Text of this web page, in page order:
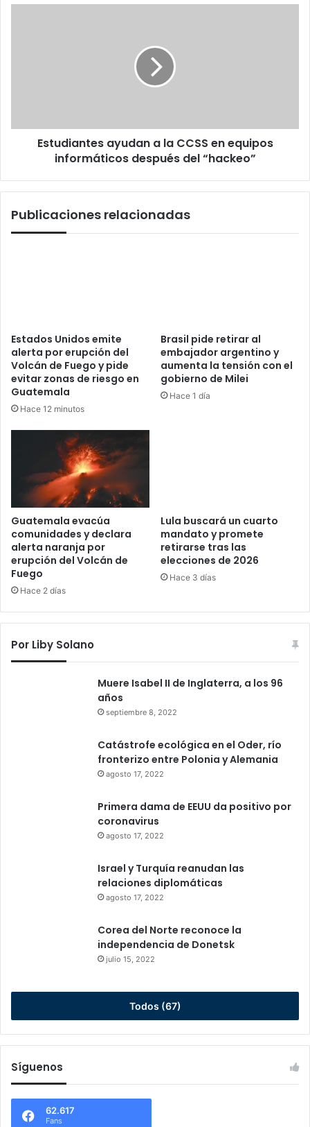
después
Estudiantes ayudan a la CCSS en equipos
informáticos después del “hackeo”
Publicaciones relacionadas
Estados Unidos emite
alerta por erupción del
Volcán de Fuego y pide
evitar zonas de riesgo en
Guatemala
Hace 12 minutos
Brasil pide retirar al
embajador argentino y
aumenta la tensión con el
gobierno de Milei
Hace 1 día
Guatemala evacúa
comunidades y declara
alerta naranja por
erupción del Volcán de
Fuego
Hace 2 días
Lula buscará un cuarto
mandato y promete
retirarse tras las
elecciones de 2026
Hace 3 días
Por Liby Solano
Muere Isabel II de Inglaterra, a los 96
años
septiembre 8, 2022
Catástrofe ecológica en el Oder, río
fronterizo entre Polonia y Alemania
agosto 17, 2022
Primera dama de EEUU da positivo por
coronavirus
agosto 17, 2022
Israel y Turquía reanudan las
relaciones diplomáticas
agosto 17, 2022
Corea del Norte reconoce la
independencia de Donetsk
julio 15, 2022
Todos (67)
Síguenos
62.617
Fans